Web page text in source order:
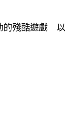
的殘酷遊戲